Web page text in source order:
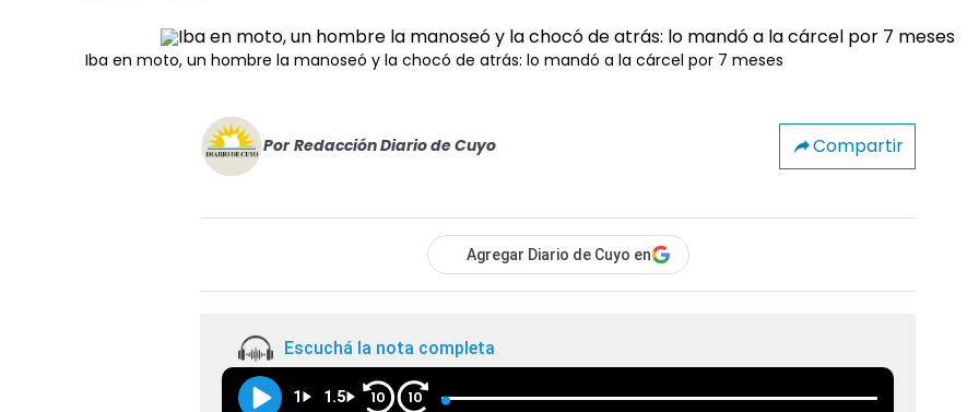
Iba en moto, un hombre la manoseó y la chocó de atrás: lo mandó a la cárcel por 7 meses
Por Redacción Diario de Cuyo Compartir
Agregar Diario de Cuyo en
Escuchá la nota completa
1 1.5 10 10